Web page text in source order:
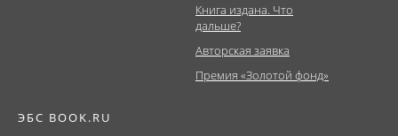
Книга издана. Что
дальше?
Авторская заявка
Премия «Золотой фонд»
ЭБС BOOK.RU